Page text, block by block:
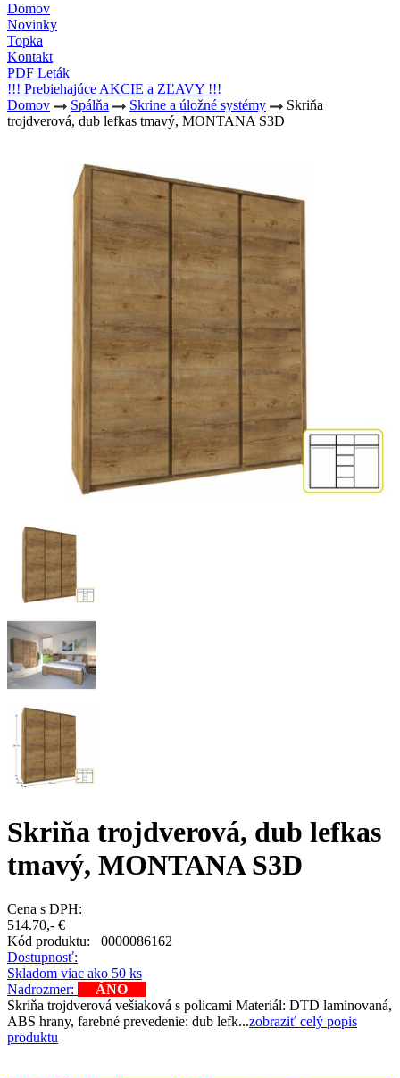
Domov
Novinky
Topka
Kontakt
PDF Leták
!!! Prebiehajúce AKCIE a ZĽAVY !!!
Domov
Spálňa Skrine a úložné systémy
Skriňa
trojdverová, dub lefkas tmavý, MONTANA S3D
Skriňa trojdverová, dub lefkas
tmavý, MONTANA S3D
Cena s DPH:
514.70,- €
Kód produktu: 0000086162
Dostupnosť:
Skladom viac ako 50 ks
Nadrozmer:
ÁNO
Skriňa trojdverová vešiaková s policami Materiál: DTD laminovaná,
ABS hrany, farebné prevedenie: dub lefk...zobraziť celý popis
produktu